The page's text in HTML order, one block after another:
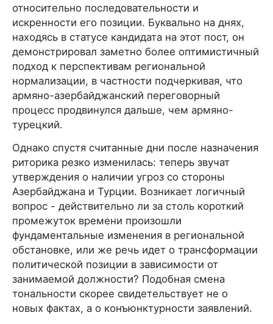
относительно последовательности и
искренности его позиции. Буквально на днях,
находясь в статусе кандидата на этот пост, он
демонстрировал заметно более оптимистичный
подход к перспективам региональной
нормализации, в частности подчеркивая, что
армяно-азербайджанский переговорный
процесс продвинулся дальше, чем армяно-
турецкий.
Однако спустя считанные дни после назначения
риторика резко изменилась: теперь звучат
утверждения о наличии угроз со стороны
Азербайджана и Турции. Возникает логичный
вопрос - действительно ли за столь короткий
промежуток времени произошли
фундаментальные изменения в региональной
обстановке, или же речь идет о трансформации
политической позиции в зависимости от
занимаемой должности? Подобная смена
тональности скорее свидетельствует не о
новых фактах, а о конъюнктурности заявлений.